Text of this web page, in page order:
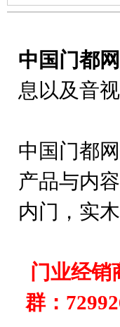
中国门都
息以及音
中国门都
产品与内
内门，实
门业经销
群：